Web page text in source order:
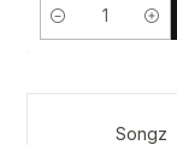
Cantidad
Songz